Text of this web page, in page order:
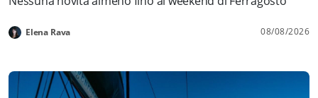
Elena Rava 08/08/2026